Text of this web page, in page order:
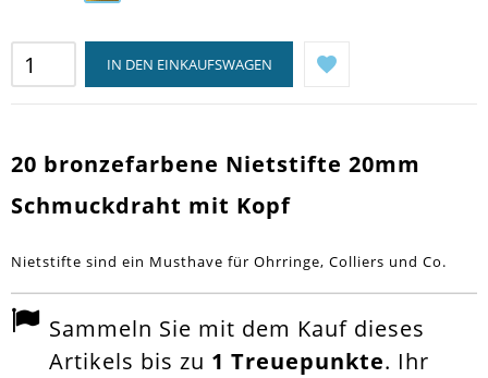
IN DEN EINKAUFSWAGEN
20 bronzefarbene Nietstifte 20mm
Schmuckdraht mit Kopf
Nietstifte sind ein Musthave für Ohrringe, Colliers und Co.
Sammeln Sie mit dem Kauf dieses
Artikels bis zu 1 Treuepunkte. Ihr